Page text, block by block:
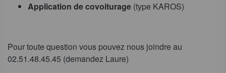
Application de covoiturage (type KAROS)
Pour toute question vous pouvez nous joindre au
02.51.48.45.45 (demandez Laure)